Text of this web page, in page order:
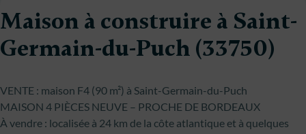
Maison à construire à Saint-
Germain-du-Puch (33750)
VENTE : maison F4 (90 m²) à Saint-Germain-du-Puch
MAISON 4 PIÈCES NEUVE – PROCHE DE BORDEAUX
À vendre : localisée à 24 km de la côte atlantique et à quelques